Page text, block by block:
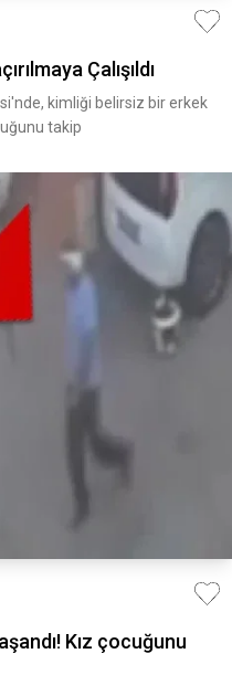
Çalışıldı
kimliği belirsiz bir erkek
takip
Kız çocuğunu